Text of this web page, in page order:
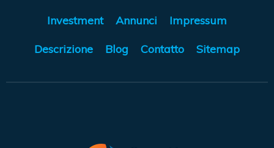
Investment Annunci Impressum
Descrizione Blog Contatto Sitemap